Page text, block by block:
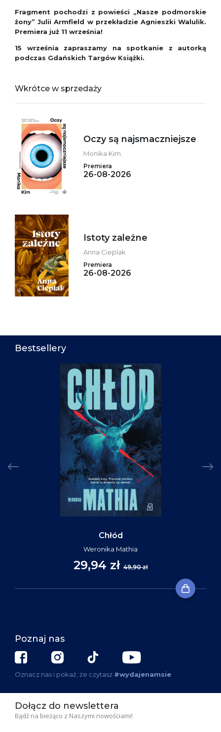
Fragment pochodzi z powieści „Nasze podmorskie
żony” Julii Armfield w przekładzie Agnieszki Walulik.
Premiera już 11 września!
15 września zapraszamy na spotkanie z autorką
podczas Gdańskich Targów Książki.
Wkrótce w sprzedaży
Oczy są najsmaczniejsze
Monika Kim
Premiera
26-08-2026
Istoty zależne
Anna Cieplak
Premiera
26-08-2026
Bestsellery
Chłód
Weronika Mathia
29,94 zł 49,90 zł
Poznaj nas
Oznacz nas i pokaż, że czytasz #wydajenamsie
Dołącz do newslettera
Bądź na bieżąco z Naszymi nowościami!